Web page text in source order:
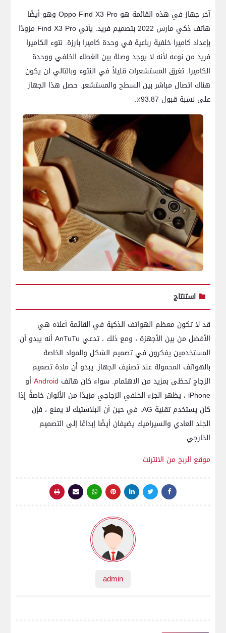
آخر جهاز في هذه القائمة هو Oppo Find X3 Pro وهو أيضًا
هاتف ذكي مارس 2022 بتصميم فريد. يأتي Find X3 Pro مزودًا
بإعداد كاميرا خلفية رباعية في وحدة كاميرا بارزة. نتوء الكاميرا
فريد من نوعه لأنه لا يوجد وصلة بين الغطاء الخلفي ووحدة
الكاميرا. تغرق المستشعرات قليلاً في النتوء وبالتالي لن يكون
هناك اتصال مباشر بين السطح والمستشعر. حصل هذا الجهاز
على نسبة قبول 93.87٪.
استنتاج
قد لا تكون معظم الهواتف الذكية في القائمة أعلاه هي
الأفضل من بين الأجهزة ، ومع ذلك ، تدعي AnTuTu أنه يبدو أن
المستخدمين يفكرون في تصميم الشكل والمواد الخاصة
بالهواتف المحمولة عند تصنيف الجهاز. يبدو أن مادة تصميم
الزجاج تحظى بمزيد من الاهتمام. سواء كان هاتف Androidأو
iPhone ، يظهر الجزء الخلفي الزجاجي مزيدًا من الألوان خاصةً إذا
كان يستخدم تقنية AG. في حين أن البلاستيك لا يمنع ، فإن
الجلد العادي والسيراميك يضيفان أيضًا إبداعًا إلى التصميم
الخارجي.
موقع الربح من الانترنت
admin